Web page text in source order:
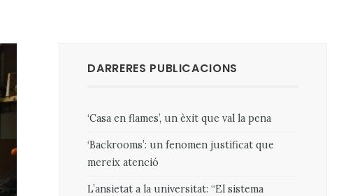
DARRERES PUBLICACIONS
‘Casa en flames’, un èxit que val la pena
‘Backrooms’: un fenomen justificat que
mereix atenció
L’ansietat a la universitat: “El sistema